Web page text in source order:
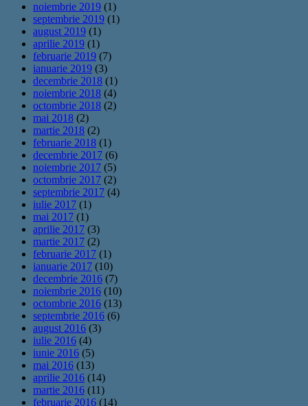
noiembrie 2019 (1)
septembrie 2019 (1)
august 2019 (1)
aprilie 2019 (1)
februarie 2019 (7)
ianuarie 2019 (3)
decembrie 2018 (1)
noiembrie 2018 (4)
octombrie 2018 (2)
mai 2018 (2)
martie 2018 (2)
februarie 2018 (1)
decembrie 2017 (6)
noiembrie 2017 (5)
octombrie 2017 (2)
septembrie 2017 (4)
iulie 2017 (1)
mai 2017 (1)
aprilie 2017 (3)
martie 2017 (2)
februarie 2017 (1)
ianuarie 2017 (10)
decembrie 2016 (7)
noiembrie 2016 (10)
octombrie 2016 (13)
septembrie 2016 (6)
august 2016 (3)
iulie 2016 (4)
iunie 2016 (5)
mai 2016 (13)
aprilie 2016 (14)
martie 2016 (11)
februarie 2016 (14)